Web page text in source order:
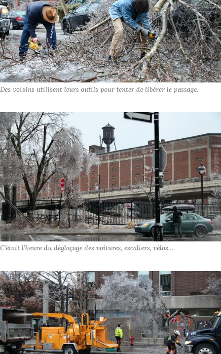
Des voisins utilisent leurs outils pour tenter de libérer le passage.
C’était l’heure du déglaçage des voitures, escaliers, vélos…